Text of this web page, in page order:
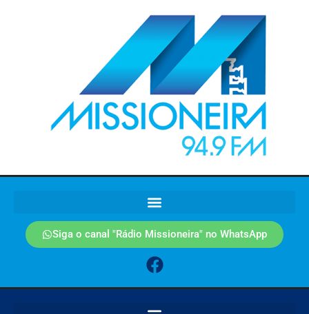
Siga o canal "Rádio Missioneira" no WhatsApp